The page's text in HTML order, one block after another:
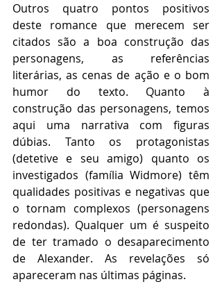
Outros quatro pontos positivos
deste romance que merecem ser
citados são a boa construção das
personagens, as referências
literárias, as cenas de ação e o bom
humor do texto. Quanto à
construção das personagens, temos
aqui uma narrativa com figuras
dúbias. Tanto os protagonistas
(detetive e seu amigo) quanto os
investigados (família Widmore) têm
qualidades positivas e negativas que
o tornam complexos (personagens
redondas). Qualquer um é suspeito
de ter tramado o desaparecimento
de Alexander. As revelações só
apareceram nas últimas páginas.